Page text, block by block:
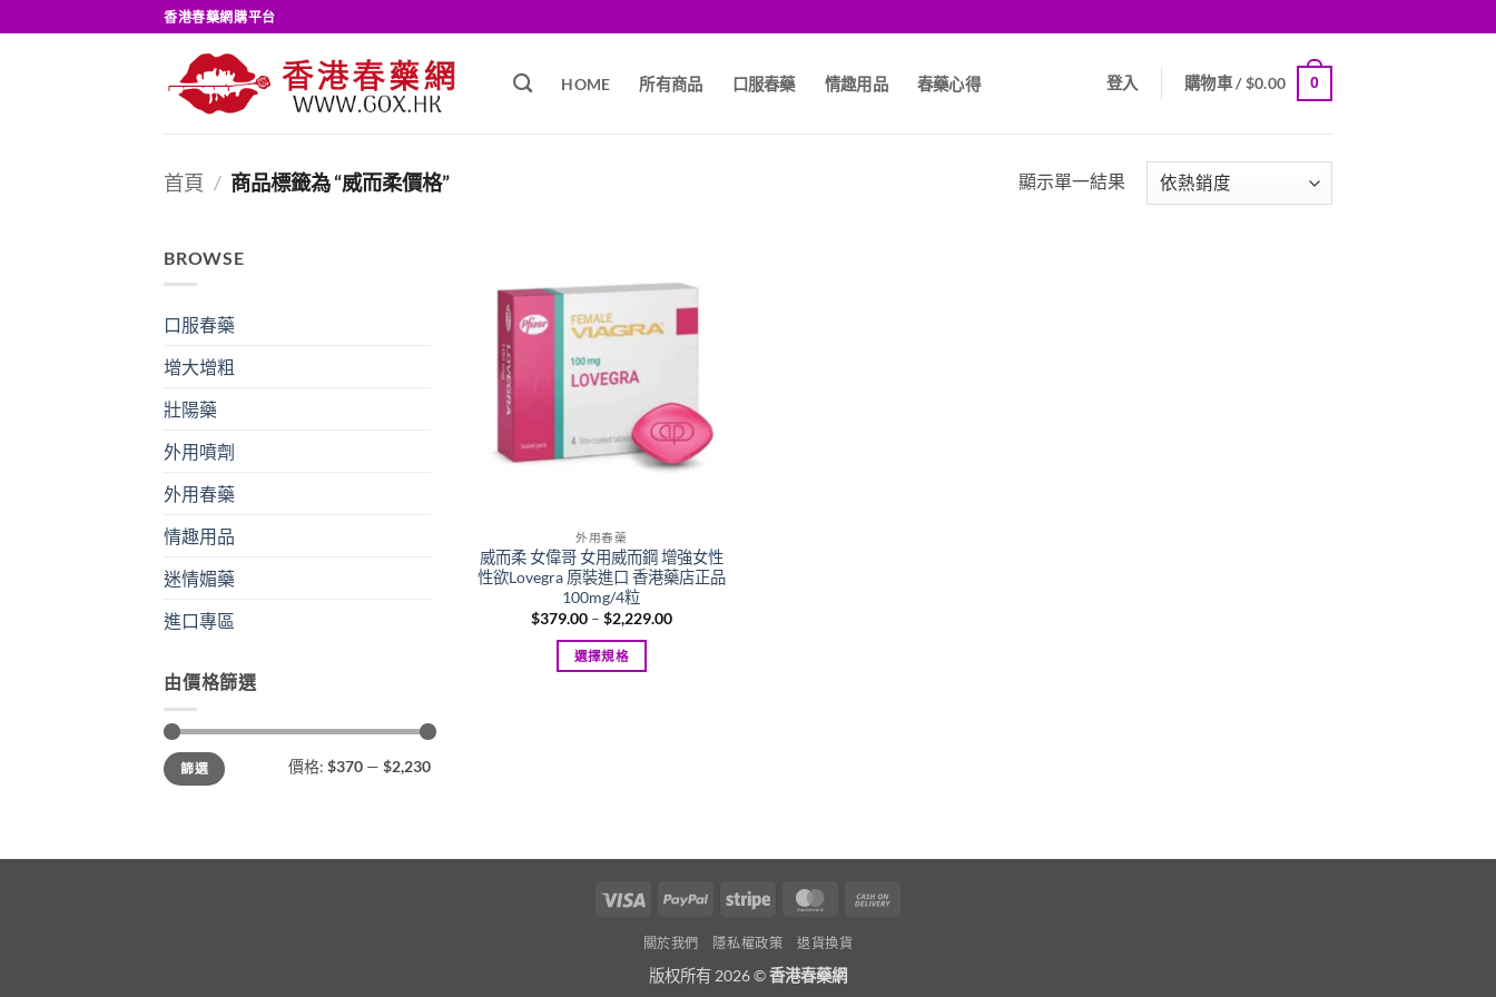
to
香港春藥網購平台
HOME 所有商品 口服春藥 情趣用品 春藥心得 登入 購物車 /$0.00 0
首頁 / 商品標籤為 “威而柔價格” 顯示單一結果
BROWSE
口服春藥
增大增粗
壯陽藥
外用噴劑
外用春藥
情趣用品
迷情媚藥
進口專區
由價格篩選
最
低
價
最
高
價
篩選 價格: $370 — $2,230
外用春藥
威而柔 女偉哥 女用威而鋼 增強女性
性欲Lovegra 原裝進口 香港藥店正品
100mg/4粒
$379.00 – $2,229.00Price
選擇規格
may
chosen
Visa PayPal Stripe MasterCard
關於我們 隱私權政策 退貨換貨
版权所有 2026 ©香港春藥網